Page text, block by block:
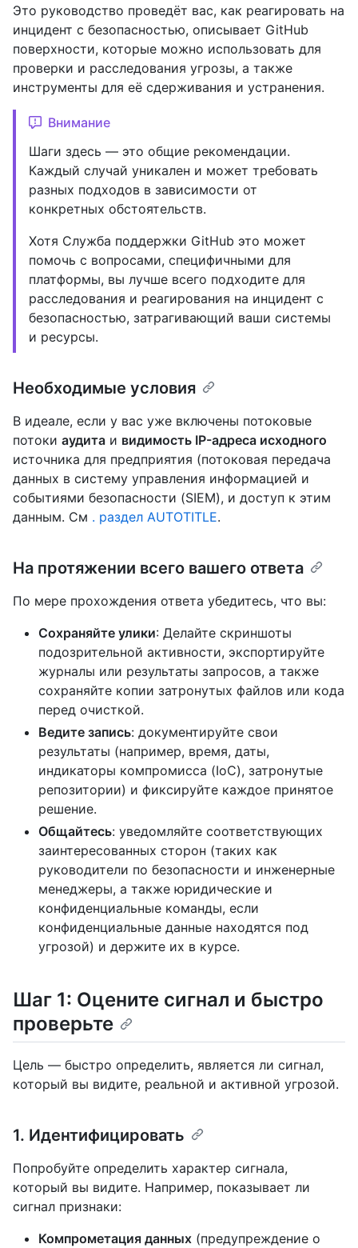
Это руководство проведёт вас, как реагировать на
инцидент с безопасностью, описывает GitHub
поверхности, которые можно использовать для
проверки и расследования угрозы, а также
инструменты для её сдерживания и устранения.
Внимание
Шаги здесь — это общие рекомендации.
Каждый случай уникален и может требовать
разных подходов в зависимости от
конкретных обстоятельств.
Хотя Служба поддержки GitHub это может
помочь с вопросами, специфичными для
платформы, вы лучше всего подходите для
расследования и реагирования на инцидент с
безопасностью, затрагивающий ваши системы
и ресурсы.
Необходимые условия
В идеале, если у вас уже включены потоковые
потоки аудита и видимость IP-адреса исходного
источника для предприятия (потоковая передача
данных в систему управления информацией и
событиями безопасности (SIEM), и доступ к этим
данным. См . раздел AUTOTITLE.
На протяжении всего вашего ответа
По мере прохождения ответа убедитесь, что вы:
Сохраняйте улики: Делайте скриншоты
подозрительной активности, экспортируйте
журналы или результаты запросов, а также
сохраняйте копии затронутых файлов или кода
перед очисткой.
Ведите запись: документируйте свои
результаты (например, время, даты,
индикаторы компромисса (IoC), затронутые
репозитории) и фиксируйте каждое принятое
решение.
Общайтесь: уведомляйте соответствующих
заинтересованных сторон (таких как
руководители по безопасности и инженерные
менеджеры, а также юридические и
конфиденциальные команды, если
конфиденциальные данные находятся под
угрозой) и держите их в курсе.
Шаг 1: Оцените сигнал и быстро
проверьте
Цель — быстро определить, является ли сигнал,
который вы видите, реальной и активной угрозой.
1. Идентифицировать
Попробуйте определить характер сигнала,
который вы видите. Например, показывает ли
сигнал признаки:
Компрометация данных (предупреждение о